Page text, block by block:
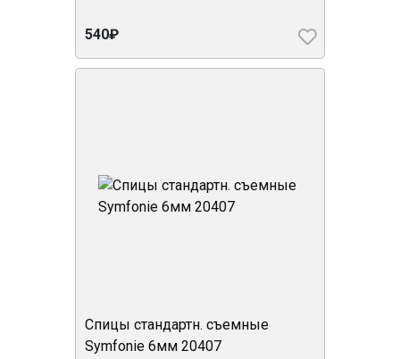
540₽
Спицы стандартн. съемные
Symfonie 6мм 20407